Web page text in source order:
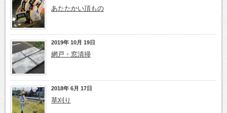
あたたかい頂もの
2019年 10月 19日
網戸・窓清掃
2018年 6月 17日
草刈り